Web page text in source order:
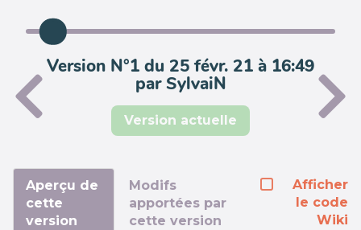
Version N°1 du 25 févr. 21 à 16:49
par SylvaiN
Version actuelle
Aperçu de
cette
version
Modifs
apportées par
cette version
Afficher
le code
Wiki